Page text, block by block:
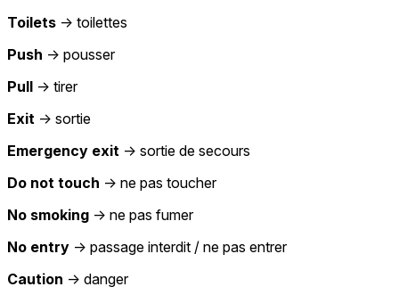
Toilets → toilettes
Push → pousser
Pull → tirer
Exit → sortie
Emergency exit → sortie de secours
Do not touch → ne pas toucher
No smoking → ne pas fumer
No entry → passage interdit / ne pas entrer
Caution → danger